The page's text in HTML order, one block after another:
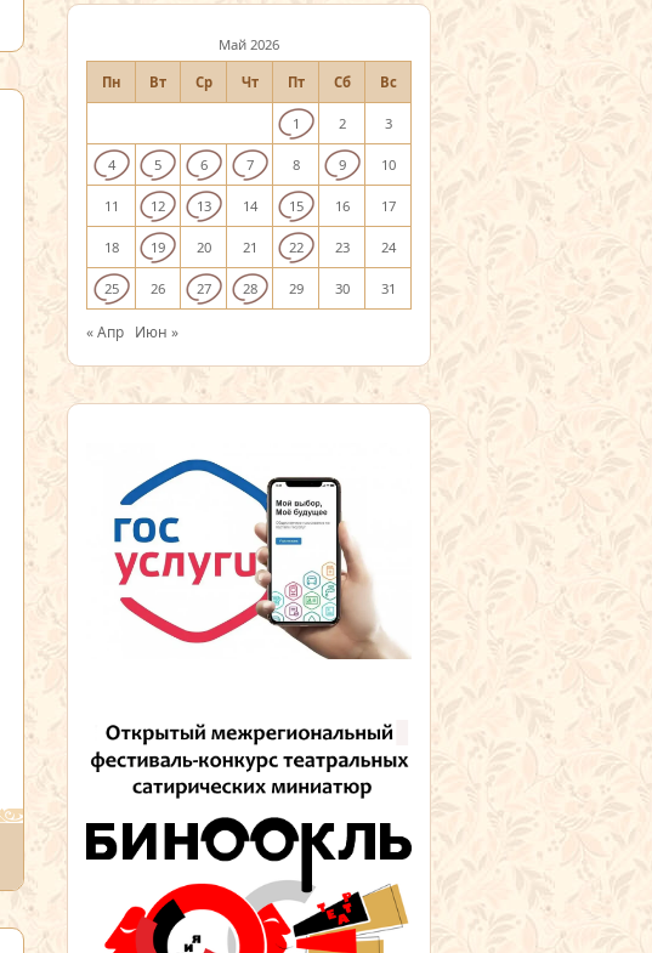
Май 2026
Пн Вт Ср Чт Пт Сб Вс
1 2 3
4 5 6 7 8 9 10
11 12 13 14 15 16 17
18 19 20 21 22 23 24
25 26 27 28 29 30 31
« Апр Июн »